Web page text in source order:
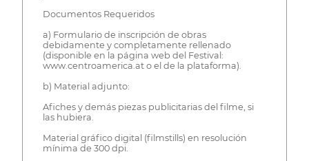
Documentos Requeridos
a) Formulario de inscripción de obras
debidamente y completamente rellenado
(disponible en la página web del Festival:
www.centroamerica.at o el de la plataforma).
b) Material adjunto:
Afiches y demás piezas publicitarias del filme, si
las hubiera.
Material gráfico digital (filmstills) en resolución
mínima de 300 dpi.